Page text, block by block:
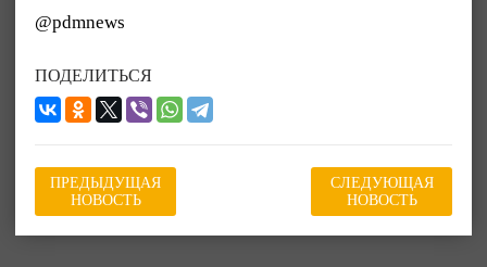
@pdmnews
ПОДЕЛИТЬСЯ
ПРЕДЫДУЩАЯ
НОВОСТЬ
СЛЕДУЮЩАЯ
НОВОСТЬ